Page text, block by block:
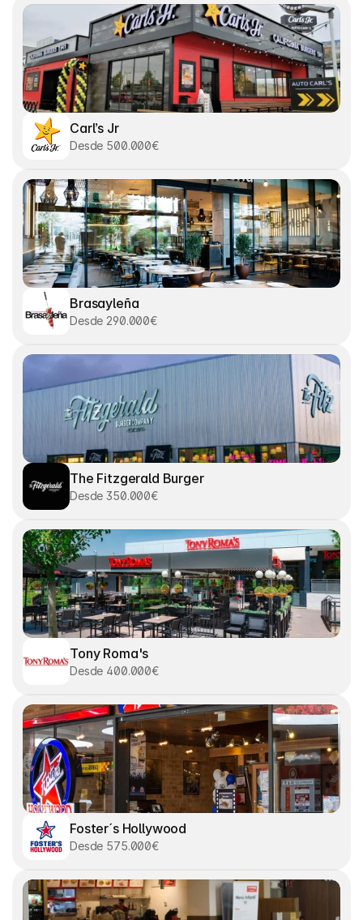
Carl’s Jr
Desde 500.000€
Brasayleña
Desde 290.000€
The Fitzgerald Burger
Desde 350.000€
Tony Roma's
Desde 400.000€
Foster´s Hollywood
Desde 575.000€